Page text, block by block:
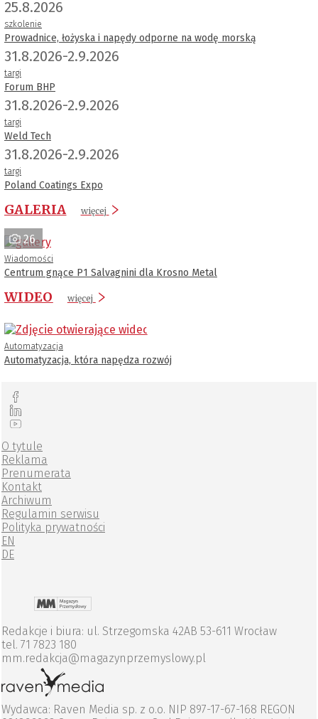
25.8.2026
szkolenie
Prowadnice, łożyska i napędy odporne na wodę morską
31.8.2026-2.9.2026
targi
Forum BHP
31.8.2026-2.9.2026
targi
Weld Tech
31.8.2026-2.9.2026
targi
Poland Coatings Expo
GALERIA więcej
26
Wiadomości
Centrum gnące P1 Salvagnini dla Krosno Metal
WIDEO więcej
Automatyzacja
Automatyzacja, która napędza rozwój
O tytule
Reklama
Prenumerata
Kontakt
Archiwum
Regulamin serwisu
Polityka prywatności
EN
DE
Redakcje i biura: ul. Strzegomska 42AB 53-611 Wrocław
tel. 71 7823 180
mm.redakcja@magazynprzemyslowy.pl
Wydawca: Raven Media sp. z o.o. NIP 897-17-67-168 REGON